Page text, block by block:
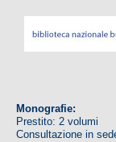
Monografie:
Prestito: 2 volumi
Consultazione in